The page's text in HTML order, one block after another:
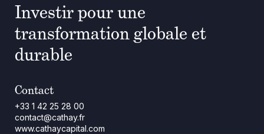
Investir pour une
transformation globale et
durable
Contact
+33 1 42 25 28 00
contact@cathay.fr
www.cathaycapital.com